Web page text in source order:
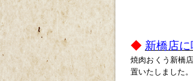
◆ 新橋店
焼肉おくう新橋
置いたしました。